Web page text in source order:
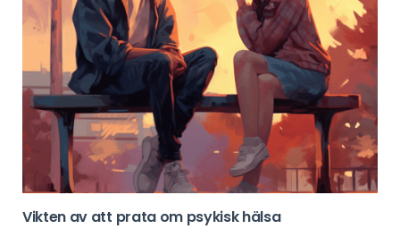
Vikten av att prata om psykisk hälsa